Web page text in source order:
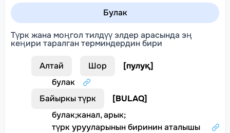
Булак
Түрк жана моңгол тилдүү элдер арасында эң
кеңири таралган терминдердин бири
Алтай Шор [пулуқ]
булак
Байыркы түрк
[BULAQ]
булак;канал, арык;
түрк урууларынын биринин аталышы